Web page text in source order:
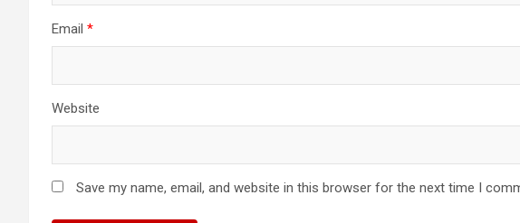
Email *
Website
Save my name, email, and website in this browser for the next time I